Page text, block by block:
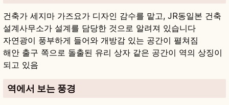
건축가 세지마 가즈요가 디자인 감수를 맡고, JR동일본 건축
설계사무소가 설계를 담당한 것으로 알려져 있습니다
자연광이 풍부하게 들어와 개방감 있는 공간이 펼쳐짐
해안 출구 쪽으로 돌출된 유리 상자 같은 공간이 역의 상징이
되고 있음
역에서 보는 풍경